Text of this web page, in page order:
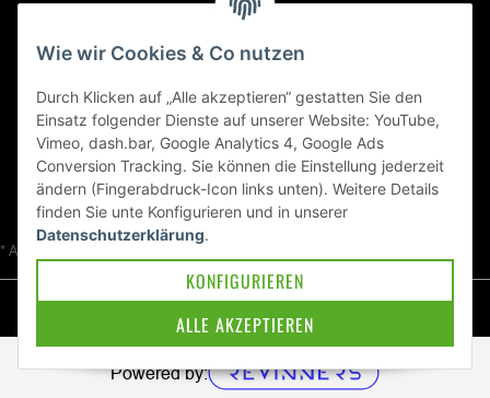
MEHR ERFAHREN ÜBER
KAWASAKI WELT
Blog
* Alle Preise inkl. gesetzlicher USt., zzgl.
Powered by:
Wie wir Cookies & Co nutzen
Durch Klicken auf „Alle akzeptieren“ gestatten Sie den
Einsatz folgender Dienste auf unserer Website: YouTube,
Vimeo, dash.bar, Google Analytics 4, Google Ads
Conversion Tracking. Sie können die Einstellung jederzeit
ändern (Fingerabdruck-Icon links unten). Weitere Details
finden Sie unte Konfigurieren und in unserer
Datenschutzerklärung.
ALLE AKZEPTIEREN
KONFIGURIEREN